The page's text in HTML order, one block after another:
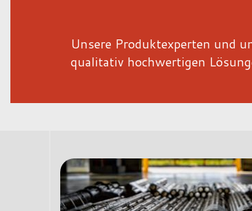
Unsere Produktexperten und
qualitativ hochwertigen